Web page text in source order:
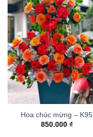
Hoa chúc mừng – K95
850.000 ₫